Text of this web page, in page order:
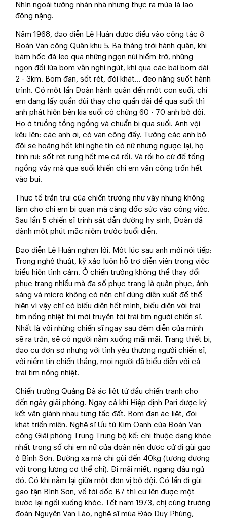
Nhìn ngoài tưởng nhàn nhã nhưng thực ra múa là lao
động nặng.
Năm 1968, đạo diễn Lê Huân được điều vào công tác ở
Đoàn Văn công Quân khu 5. Ba tháng trời hành quân, khi
bám hốc đá leo qua những ngọn núi hiểm trở, những
ngọn đồi lửa bom vẫn nghi ngút, khi qua các bãi bom dài
2 - 3km. Bom đạn, sốt rét, đói khát... đeo nặng suốt hành
trình. Có một lần Đoàn hành quân đến một con suối, chị
em đang lấy quần đùi thay cho quần dài để qua suối thì
anh phát hiện bên kia suối có chừng 60 - 70 anh bộ đội.
Họ ở truồng tồng ngồng và chuẩn bị qua suối. Anh vội
kêu lên: các anh ơi, có văn công đấy. Tưởng các anh bộ
đội sẽ hoảng hốt khi nghe tin có nữ nhưng ngược lại, họ
tỉnh rụi: sốt rét rụng hết mẹ cả rồi. Và rồi họ cứ để tồng
ngồng vậy mà qua suối khiến chị em văn công trốn hết
vào bụi.
Thực tế trần trụi của chiến trường như vậy nhưng không
làm cho chị em bi quan mà càng dốc sức vào công việc.
Sau lần 5 chiến sĩ trinh sát dẫn đường hy sinh, Đoàn đã
dành một phút mặc niệm trước buổi diễn.
Đạo diễn Lê Huân nghẹn lời. Một lúc sau anh mới nói tiếp:
Trong nghệ thuật, kỹ xảo luôn hỗ trợ diễn viên trong việc
biểu hiện tình cảm. Ở chiến trường không thể thay đổi
phục trang nhiều mà đa số phục trang là quân phục, ánh
sáng và micro không có nên chỉ dùng diễn xuất để thể
hiện vì vậy chỉ có biểu diễn hết mình, biểu diễn với trái
tim nồng nhiệt thì mới truyền tới trái tim người chiến sĩ.
Nhất là với những chiến sĩ ngay sau đêm diễn của mình
sẽ ra trận, sẽ có người nằm xuống mãi mãi. Trang thiết bị,
đạo cụ đơn sơ nhưng với tình yêu thương người chiến sĩ,
với niềm tin chiến thắng, mọi người đã biểu diễn với cả
trái tim nồng nhiệt.
Chiến trường Quảng Đà ác liệt từ đầu chiến tranh cho
đến ngày giải phóng. Ngay cả khi Hiệp định Pari được ký
kết vẫn giành nhau từng tấc đất. Bom đạn ác liệt, đói
khát triền miên. Nghệ sĩ Ưu tú Kim Oanh của Đoàn Văn
công Giải phóng Trung Trung bộ kể: chị thuộc dạng khỏe
nhất trong số chị em nữ của đoàn nên được cử đi gùi gạo
ở Bình Sơn. Đường xa mà chị gùi đến 40kg (tương đương
với trọng lượng cơ thể chị). Đi mải miết, ngang đâu ngủ
đó. Có khi nằm lại giữa một đơn vị bộ đội. Có lần đi gùi
gạo tận Bình Sơn, về tới dốc B7 thì cứ lên được một
bước lại ngồi xuống khóc. Tết năm 1973, chị cùng trưởng
đoàn Nguyễn Văn Lào, nghệ sĩ múa Đào Duy Phùng,